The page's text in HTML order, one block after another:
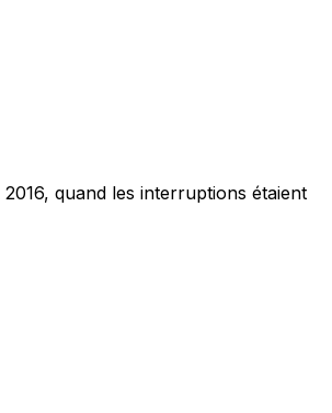
quand les interruptions étaient